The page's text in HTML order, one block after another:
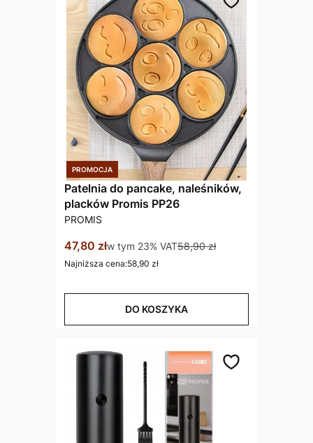
Patelnia do pancake, naleśników,
placków Promis PP26
PRODUCENT
PROMIS
Cena promocyjna brutto
47,80 złw tym %s VAT
w tym 23% VAT58,90 zł
Najniższa cena:58,90 zł
DO KOSZYKA